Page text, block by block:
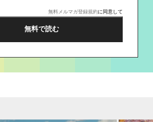
無料メルマガ登録規約に同意して